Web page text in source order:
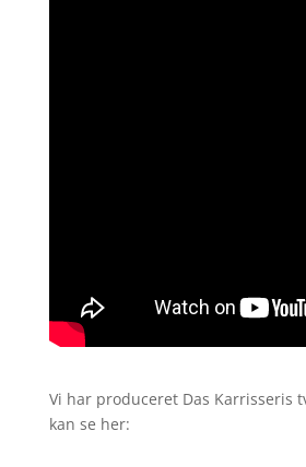
Vi har produceret Das Karrisseris
kan se her: